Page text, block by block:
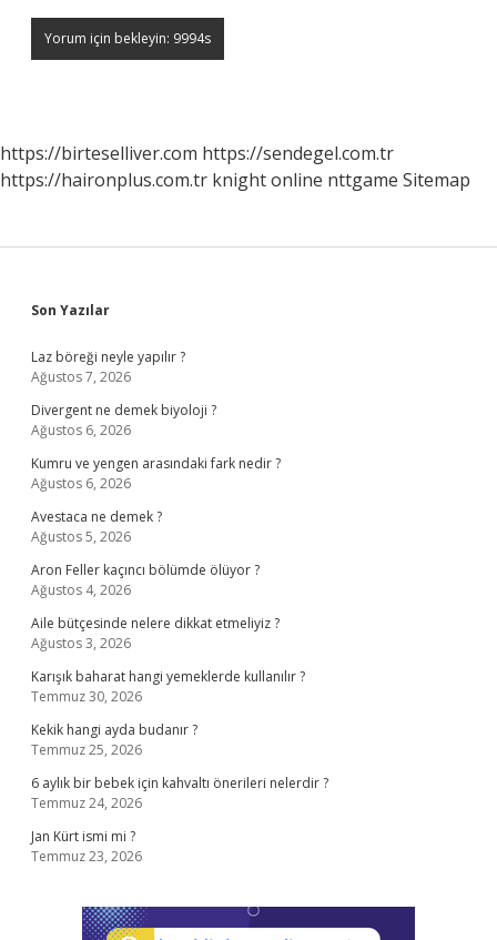
https://birteselliver.com https://sendegel.com.tr
https://haironplus.com.tr knight online nttgame Sitemap
Sidebar
Son Yazılar
Laz böreği neyle yapılır ?
Ağustos 7, 2026
Divergent ne demek biyoloji ?
Ağustos 6, 2026
Kumru ve yengen arasındaki fark nedir ?
Ağustos 6, 2026
Avestaca ne demek ?
Ağustos 5, 2026
Aron Feller kaçıncı bölümde ölüyor ?
Ağustos 4, 2026
Aile bütçesinde nelere dikkat etmeliyiz ?
Ağustos 3, 2026
Karışık baharat hangi yemeklerde kullanılır ?
Temmuz 30, 2026
Kekik hangi ayda budanır ?
Temmuz 25, 2026
6 aylık bir bebek için kahvaltı önerileri nelerdir ?
Temmuz 24, 2026
Jan Kürt ismi mi ?
Temmuz 23, 2026